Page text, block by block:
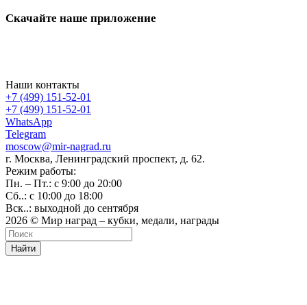
Скачайте наше приложение
Наши контакты
+7 (499) 151-52-01
+7 (499) 151-52-01
WhatsApp
Telegram
moscow@mir-nagrad.ru
г. Москва, Ленинградский проспект, д. 62.
Режим работы:
Пн. – Пт.: с 9:00 до 20:00
Сб..: с 10:00 до 18:00
Вск..: выходной до сентября
2026 © Мир наград – кубки, медали, награды
Найти